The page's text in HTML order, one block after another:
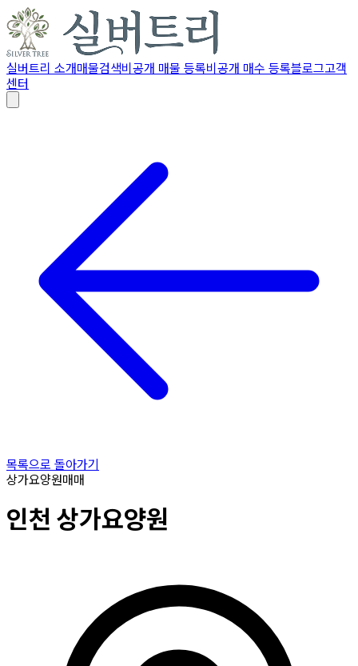
실버트리 소개매물검색비공개 매물 등록비공개 매수 등록블로그고객
센터
목록으로 돌아가기
상가요양원매매
인천 상가요양원